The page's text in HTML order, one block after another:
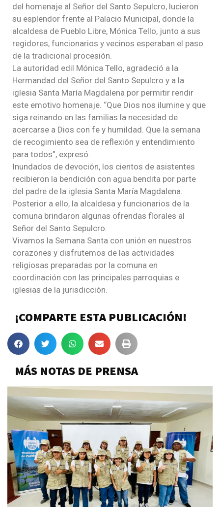
del homenaje al Señor del Santo Sepulcro, lucieron
su esplendor frente al Palacio Municipal, donde la
alcaldesa de Pueblo Libre, Mónica Tello, junto a sus
regidores, funcionarios y vecinos esperaban el paso
de la tradicional procesión.
La autoridad edil Mónica Tello, agradeció a la
Hermandad del Señor del Santo Sepulcro y a la
iglesia Santa María Magdalena por permitir rendir
este emotivo homenaje. “Que Dios nos ilumine y que
siga reinando en las familias la necesidad de
acercarse a Dios con fe y humildad. Que la semana
de recogimiento sea de reflexión y entendimiento
para todos”, expresó.
Inundados de devoción, los cientos de asistentes
recibieron la bendición con agua bendita por parte
del padre de la iglesia Santa María Magdalena.
Posterior a ello, la alcaldesa y funcionarios de la
comuna brindaron algunas ofrendas florales al
Señor del Santo Sepulcro.
Vivamos la Semana Santa con unión en nuestros
corazones y disfrutemos de las actividades
religiosas preparadas por la comuna en
coordinación con las principales parroquias e
iglesias de la jurisdicción.
¡COMPARTE ESTA PUBLICACIÓN!
MÁS NOTAS DE PRENSA